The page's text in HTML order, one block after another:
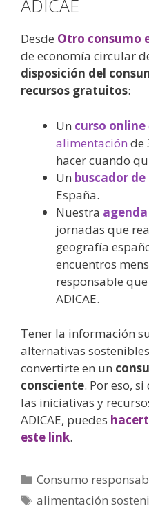
ADICAE
Desde Otro consumo
de economía circular
disposición del
recursos gratuitos:
Un curso online
alimentación de
hacer cuando
Un buscador
España.
Nuestra agenda
jornadas que
geografía
encuentros
responsable
ADICAE.
Tener la información
alternativas
convertirte en un
consciente. Por eso,
las iniciativas y
ADICAE, puedes
este link.
Consumo
alimentación